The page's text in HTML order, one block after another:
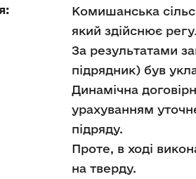
Комишанська
який здійснює
За результатами
підрядник) був
Динамічна
урахуванням
підряду.
Проте, в ході
на тверду.